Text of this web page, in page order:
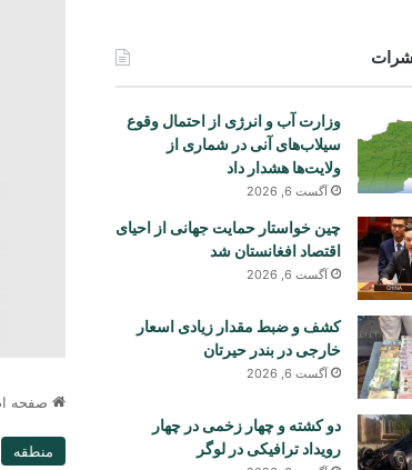
صفحه
منطقه
وزارت آب و انرژی از احتمال وقوع
سیلاب‌های آنی در شماری از
ولایت‌ها هشدار داد
آگست 6, 2026
چین خواستار حمایت جهانی از احیای
اقتصاد افغانستان شد
آگست 6, 2026
کشف و ضبط مقدار زیادی اسعار
خارجی در بندر حیرتان
آگست 6, 2026
دو کشته و چهار زخمی در چهار
رویداد ترافیکی در لوگر